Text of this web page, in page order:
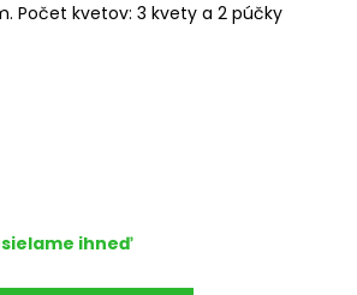
Počet kvetov: 3 kvety a 2 púčky
ihneď